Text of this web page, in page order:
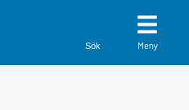
Sök Meny